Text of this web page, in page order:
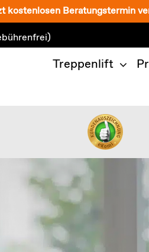
kostenlosen Beratungstermin
Treppenlift